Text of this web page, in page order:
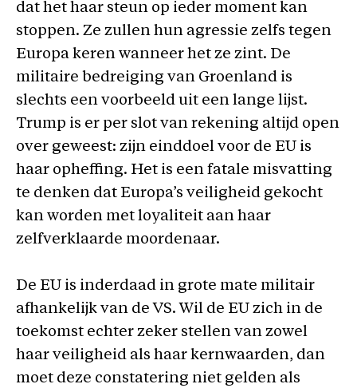
dat het haar steun op ieder moment kan
stoppen. Ze zullen hun agressie zelfs tegen
Europa keren wanneer het ze zint. De
militaire bedreiging van Groenland is
slechts een voorbeeld uit een lange lijst.
Trump is er per slot van rekening altijd open
over geweest: zijn einddoel voor de EU is
haar opheffing. Het is een fatale misvatting
te denken dat Europa’s veiligheid gekocht
kan worden met loyaliteit aan haar
zelfverklaarde moordenaar.
De EU is inderdaad in grote mate militair
afhankelijk van de VS. Wil de EU zich in de
toekomst echter zeker stellen van zowel
haar veiligheid als haar kernwaarden, dan
moet deze constatering niet gelden als